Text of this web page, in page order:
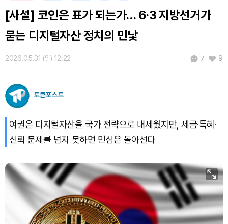
XRP (XRP) ₩1,471(-1.17%)
Solana (SOL)
Hyperliquid (HYPE)
Bitcoin (BTC) ₩
[사설] 코인은 표가 되는가… 6·3 지방선거가
묻는 디지털자산 정치의 민낯
2026.05.31 (일) 12:22 7 9
토큰포스트
여권은 디지털자산을 국가 전략으로 내세웠지만, 세금·특혜·
신뢰 문제를 넘지 못하면 민심은 돌아선다